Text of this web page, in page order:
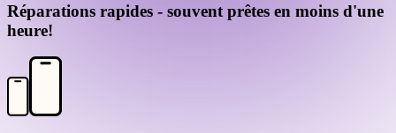
Réparations rapides - souvent prêtes en moins d'une
heure!